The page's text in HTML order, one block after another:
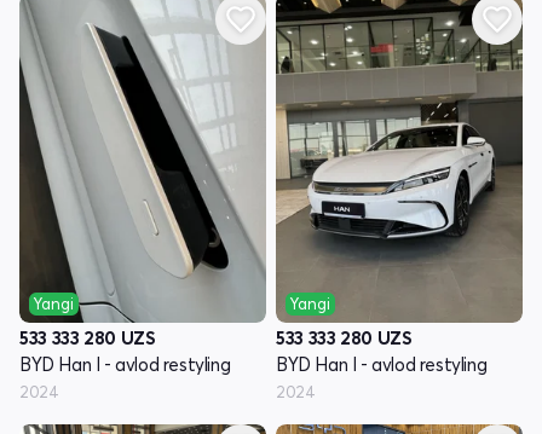
Yangi
533 333 280 UZS
BYD Han I - avlod restyling
2024
Yangi
533 333 280 UZS
BYD Han I - avlod restyling
2024